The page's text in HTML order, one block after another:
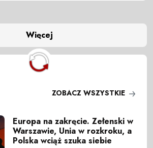
Więcej
ZOBACZ WSZYSTKIE
Europa na zakręcie. Zełenski w
Warszawie, Unia w rozkroku, a
Polska wciąż szuka siebie